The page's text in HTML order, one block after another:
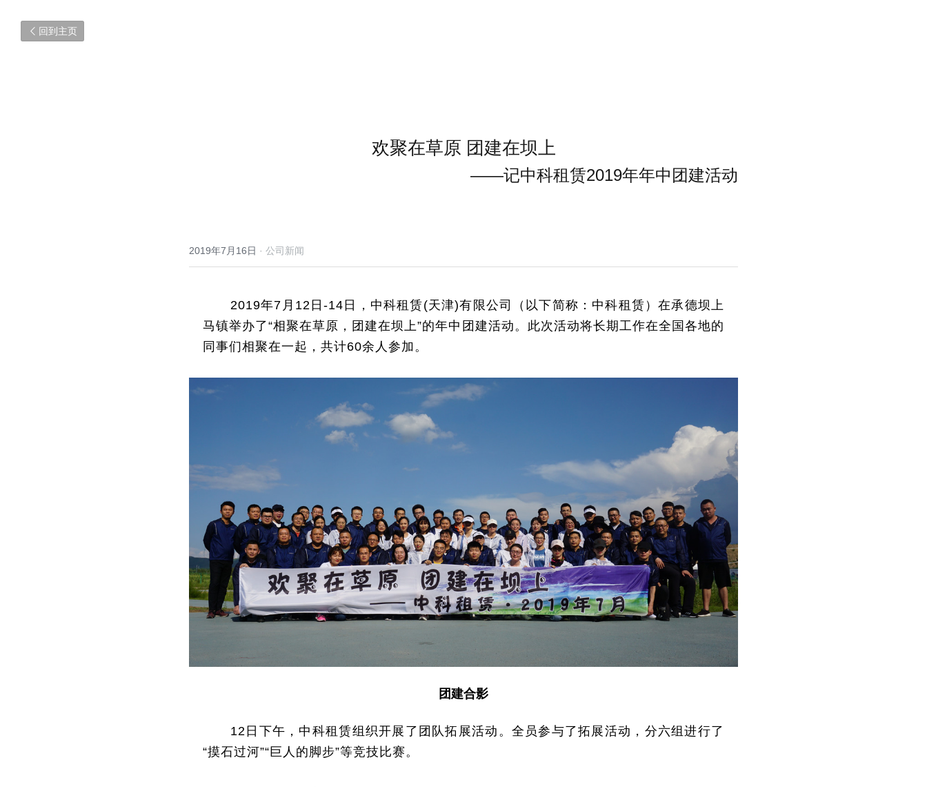
回到主页
欢聚在草原 团建在坝上
——记中科租赁2019年年中团建活动
2019年7月16日 · 公司新闻
2019年7月12日-14日，中科租赁(天津)有限公司（以下简称：中科租赁）在承德坝上
马镇举办了“相聚在草原，团建在坝上”的年中团建活动。此次活动将长期工作在全国各地的
同事们相聚在一起，共计60余人参加。
团建合影
12日下午，中科租赁组织开展了团队拓展活动。全员参与了拓展活动，分六组进行了
“摸石过河”“巨人的脚步”等竞技比赛。